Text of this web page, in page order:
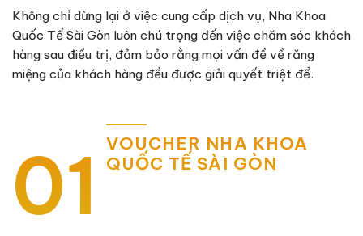
Không chỉ dừng lại ở việc cung cấp dịch vụ, Nha Khoa
Quốc Tế Sài Gòn luôn chú trọng đến việc chăm sóc khách
hàng sau điều trị, đảm bảo rằng mọi vấn đề về răng
miệng của khách hàng đều được giải quyết triệt để.
01
VOUCHER NHA KHOA
QUỐC TẾ SÀI GÒN